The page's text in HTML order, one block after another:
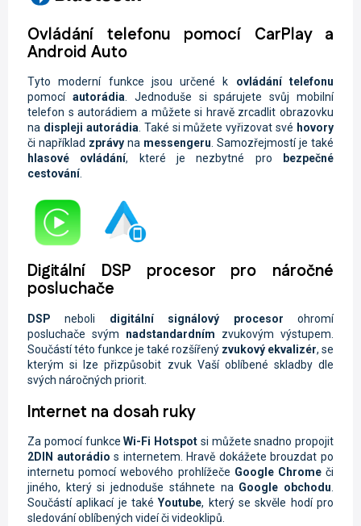
Ovládání telefonu pomocí CarPlay a
Android Auto
Tyto moderní funkce jsou určené k ovládání telefonu
pomocíautorádia . Jednoduše si spárujete svůj mobilní
telefon s autorádiem a můžete si hravě zrcadlit obrazovku
na displeji autorádia . Také si můžete vyřizovat své hovory
či například zprávy na messengeru . Samozřejmostí je také
hlasové ovládání, které je nezbytné pro
bezpečné
cestování.
Digitální DSP procesor pro náročné
posluchače
DSP neboli digitální signálový procesorohromí
posluchače svým nadstandardním zvukovým výstupem.
Součástí této funkce je také rozšířený zvukový ekvalizér, se
kterým si lze přizpůsobit zvuk Vaší oblíbené skladby dle
svých náročných priorit.
Internet na dosah ruky
Za pomocí funkceWi-Fi Hotspot si můžete snadno propojit
2DIN autorádio s internetem. Hravě dokážete brouzdat po
internetu pomocí webového prohlížeče Google Chromeči
jiného, který si jednoduše stáhnete na Google obchodu.
Součástí aplikací je takéYoutube, který se skvěle hodí pro
sledování oblíbených videí či videoklipů.